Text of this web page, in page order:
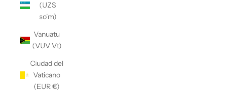
(UZS
so'm)
Vanuatu
(VUV Vt)
Ciudad del
Vaticano
(EUR €)